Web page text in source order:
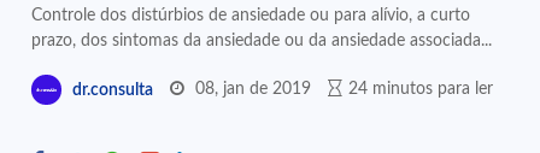
Controle dos distúrbios de ansiedade ou para alívio, a curto
prazo, dos sintomas da ansiedade ou da ansiedade associada...
dr.consulta 08, jan de 2019 24 minutos para ler